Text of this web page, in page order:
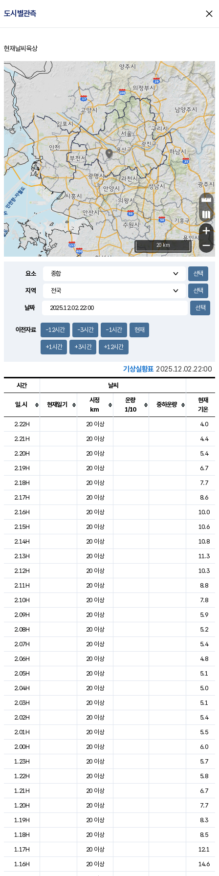
도시별관측 close
홈
현재날씨 육상
+
−
20 km
요소
지역
날짜
이전자료 -12시간 -3시간 -1시간 현재
+1시간 +3시간 +12시간
기상실황표 2025.12.02.22:00
도시별 기상실황표로 지점, 날씨, 기온, 강수, 바람, 기압등을 안내한 표입
시간 날씨
일.시 현재일기
시정
km
운량
1/10
중하운량
현재
기온
2.22H
20 이상
4.0
2.21H
20 이상
4.4
2.20H
20 이상
5.4
2.19H
20 이상
6.7
2.18H
20 이상
7.7
2.17H
20 이상
8.6
2.16H
20 이상
10.0
2.15H
20 이상
10.6
2.14H
20 이상
10.8
2.13H
20 이상
11.3
2.12H
20 이상
10.3
2.11H
20 이상
8.8
2.10H
20 이상
7.8
2.09H
20 이상
5.9
2.08H
20 이상
5.2
2.07H
20 이상
5.4
2.06H
20 이상
4.8
2.05H
20 이상
5.1
2.04H
20 이상
5.0
2.03H
20 이상
5.1
2.02H
20 이상
5.4
2.01H
20 이상
5.5
2.00H
20 이상
6.0
1.23H
20 이상
5.7
1.22H
20 이상
5.8
1.21H
20 이상
6.7
1.20H
20 이상
7.7
1.19H
20 이상
8.3
1.18H
20 이상
8.5
1.17H
20 이상
12.1
1.16H
20 이상
14.6